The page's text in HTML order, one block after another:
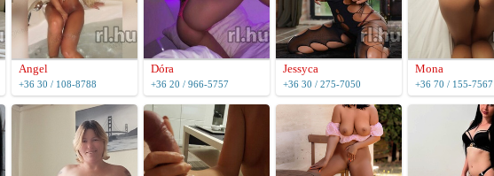
Angel
+36 30 / 108-8788
Dóra
+36 20 / 966-5757
Jessyca
+36 30 / 275-7050
Mona
+36 70 / 155-7567